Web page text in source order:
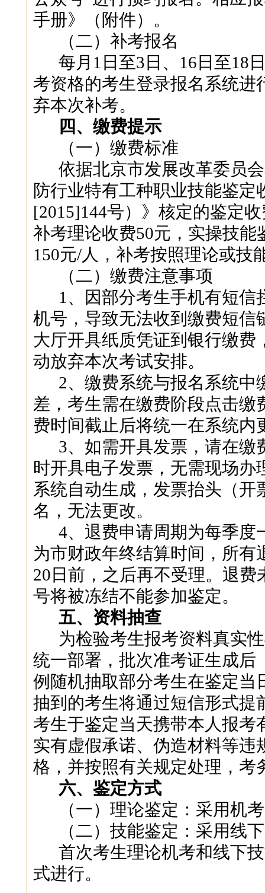
手册》（附件）。
（二） 补考报名
每月 1 日至3 日、 16 日至18
考资格的考生登录报名系统进
弃本次补考。
四、缴费提示
（一） 缴费标准
依据北京市发展改革委员
防行业特有工种职业技能鉴定
[2015]144号）》核定的鉴定
补考理论收费50元，实操技能
150元/人，补考按照理论或技
（二）缴费注意事项
1 、因部分考生手机有短信
机号，导致无法收到缴费短信
大厅开具纸质凭证到银行缴费
动放弃本次考试安排。
2、 缴费系统与报名系统中
差，考生需在缴费阶段点击缴
费时间截止后将统一在系统内
3、如需开具发票，请在缴
时开具电子发票，无需现场办
系统自动生成，发票抬头（开
名，无法更改。
4、退费申请周期为每季度
为市财政年终结算时间，所有
20 日前，之后再不受理。退
号将被冻结不能参加鉴定。
五、资料抽查
为检验考生报考资料真实
统一部署，批次准考证生成后
例随机抽取部分考生在鉴定当
抽到的考生将通过短信形式提
考生于鉴定当天携带本人报考
实有虚假承诺、伪造材料等违
格，并按照有关规定处理，考
六、鉴定方式
（一）理论鉴定 ： 采用机考
（二）技能鉴定 ： 采用线
首次考生理论机考和线下
式进行。